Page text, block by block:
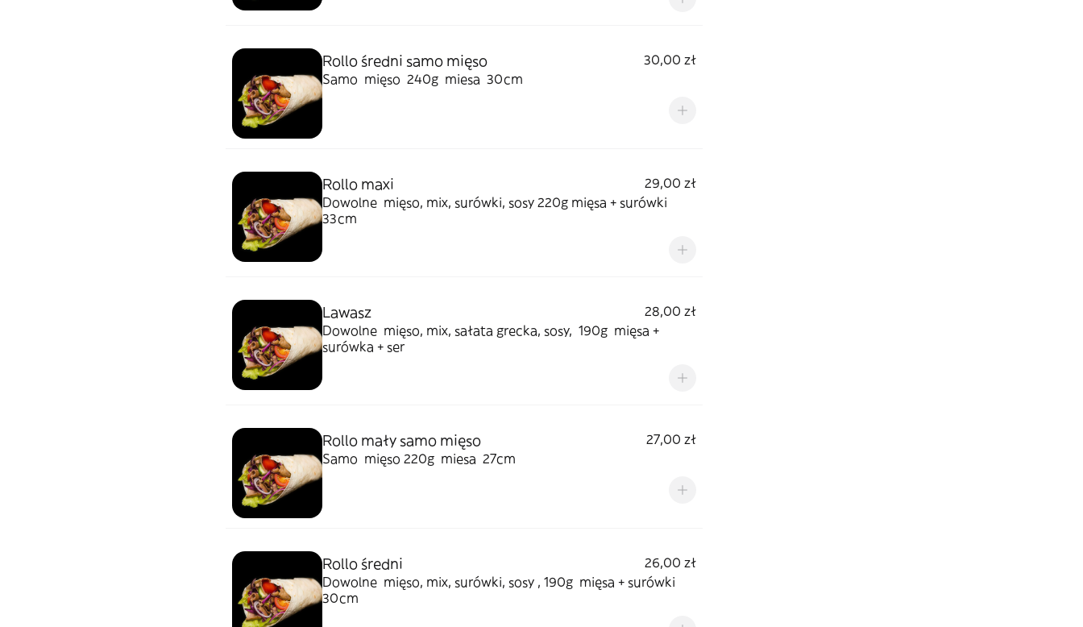
Rollo średni samo mięso
30,00 zł
Samo mięso 240g miesa 30cm
Rollo maxi
29,00 zł
Dowolne mięso, mix, surówki, sosy 220g mięsa + surówki
33cm
Lawasz
28,00 zł
Dowolne mięso, mix, sałata grecka, sosy, 190g mięsa +
surówka + ser
Rollo mały samo mięso
27,00 zł
Samo mięso 220g miesa 27cm
Rollo średni
26,00 zł
Dowolne mięso, mix, surówki, sosy , 190g mięsa + surówki
30cm